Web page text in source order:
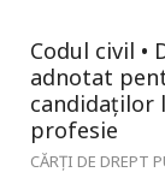
Codul civil •
adnotat
candidaților
profesie
CĂRȚI DE DREPT